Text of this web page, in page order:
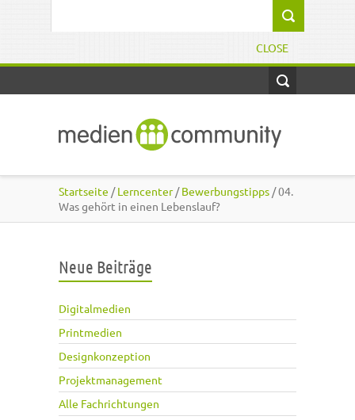
CLOSE
Startseite /Lerncenter/Bewerbungstipps / 04.
Was gehört in einen Lebenslauf?
Neue Beiträge
Digitalmedien
Printmedien
Designkonzeption
Projektmanagement
Alle Fachrichtungen